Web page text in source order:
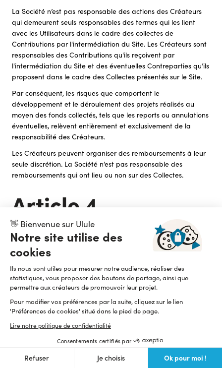
👋 Bienvenue sur Ulule
Notre site utilise des
cookies
Ils nous sont utiles pour mesurer notre audience, réaliser des
statistiques, vous proposer des boutons de partage, ainsi que
permettre aux créateurs de promouvoir leur projet.
Pour modifier vos préférences par la suite, cliquez sur le lien
'Préférences de cookies' situé dans le pied de page.
Lire notre politique de confidentialité
Consentements certifiés par
Refuser Je choisis Ok pour moi !
La Société n’est pas responsable des actions des Créateurs
qui demeurent seuls responsables des termes qui les lient
avec les Utilisateurs dans le cadre des collectes de
Contributions par l'intermédiation du Site. Les Créateurs sont
responsables des Contributions qu'ils reçoivent par
l'intermédiation du Site et des éventuelles Contreparties qu’ils
proposent dans le cadre des Collectes présentés sur le Site.
Par conséquent, les risques que comportent le
développement et le déroulement des projets réalisés au
moyen des fonds collectés, tels que les reports ou annulations
éventuelles, relèvent entièrement et exclusivement de la
responsabilité des Créateurs.
Les Créateurs peuvent organiser des remboursements à leur
seule discrétion. La Société n’est pas responsable des
remboursements qui ont lieu ou non sur des Collectes.
Article 4.
Conditions
applicables aux
services de
collecte et de suivi
des Contributions
4.1 Collecte des
Contributions